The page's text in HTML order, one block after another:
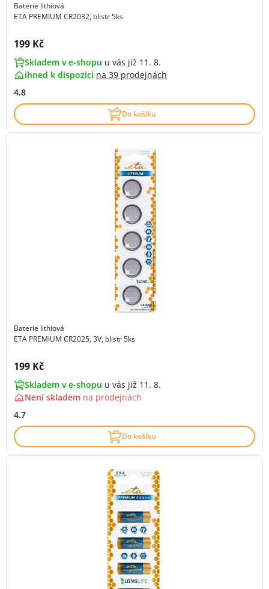
Baterie lithiová
ETA PREMIUM CR2032, blistr 5ks
Cena s DPH:
199 Kč
Skladem v e-shopu u vás již 11. 8.
ihned k dispozici na 39 prodejnách
4.8
Do košíku
Baterie lithiová
ETA PREMIUM CR2025, 3V, blistr 5ks
Cena s DPH:
199 Kč
Skladem v e-shopu u vás již 11. 8.
Není skladem na prodejnách
4.7
Do košíku